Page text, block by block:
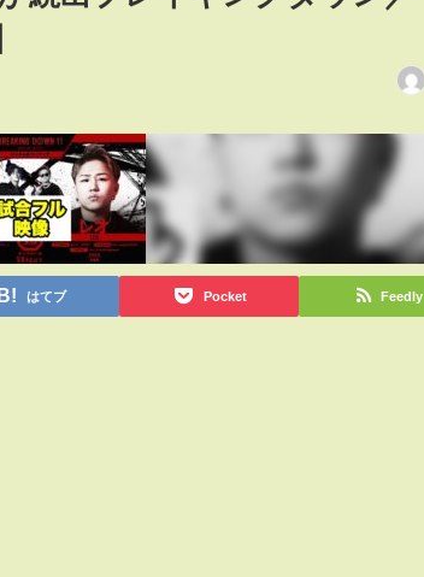
はてブ Pocket Feedly